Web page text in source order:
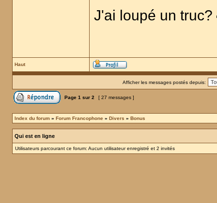
J'ai loupé un truc?
Haut
Afficher les messages postés depuis:
Page 1 sur 2 [ 27 messages ]
Index du forum » Forum Francophone » Divers » Bonus
Qui est en ligne
Utilisateurs parcourant ce forum: Aucun utilisateur enregistré et 2 invités